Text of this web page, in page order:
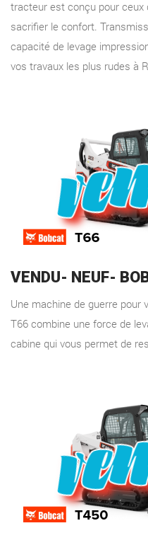
tracteur est conçu pour ceux
sacrifier le confort.
capacité de levage
vos travaux les plus rudes à
VENDU- NEUF-
Une machine de guerre pour
T66 combine une force de
cabine qui vous permet de